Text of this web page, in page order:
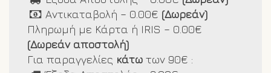
Αντικαταβολή – 0.00€ (Δωρεάν)
Πληρωμή με Κάρτα ή IRIS – 0.00€
(Δωρεάν αποστολή)
Για παραγγελίες κάτω των 90€ :